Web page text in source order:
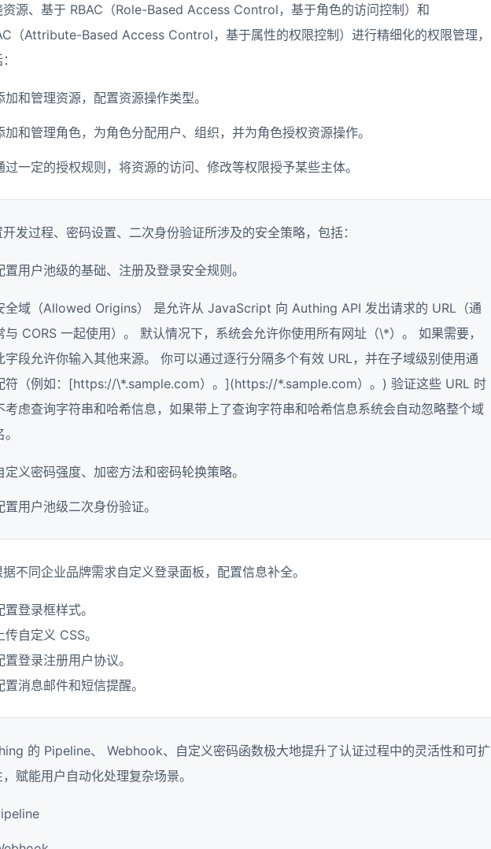
资源、基于 RBAC（Role-Based Access Control，基于角色的访问控制）和
（Attribute-Based Access Control，基于属性的权限控制）进行精细化的权限管理，
加和管理资源，配置资源操作类型。
加和管理角色，为角色分配用户、组织，并为角色授权资源操作。
过一定的授权规则，将资源的访问、修改等权限授予某些主体。
发过程、密码设置、二次身份验证所涉及的安全策略，包括：
置用户池级的基础、注册及登录安全规则。
全域（Allowed Origins） 是允许从 JavaScript 向 Authing API 发出请求的 URL（通
与 CORS 一起使用）。 默认情况下，系统会允许你使用所有网址（\*）。 如果需要，
字段允许你输入其他来源。 你可以通过逐行分隔多个有效 URL，并在子域级别使用通
符（例如：[https://\*.sample.com）。](https://*.sample.com）。) 验证这些 URL 时
考虑查询字符串和哈希信息，如果带上了查询字符串和哈希信息系统会自动忽略整个域
定义密码强度、加密方法和密码轮换策略。
置用户池级二次身份验证。
不同企业品牌需求自定义登录面板，配置信息补全。
置登录框样式。
传自定义 CSS。
置登录注册用户协议。
置消息邮件和短信提醒。
的 Pipeline、 Webhook、自定义密码函数极大地提升了认证过程中的灵活性和可扩
赋能用户自动化处理复杂场景。